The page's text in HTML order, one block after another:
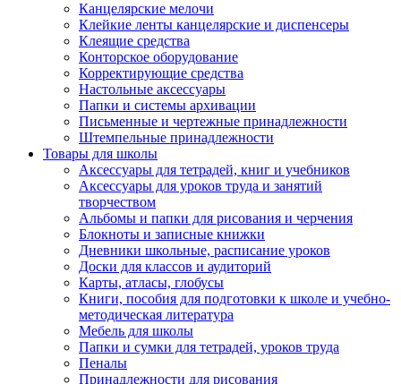
Канцелярские мелочи
Клейкие ленты канцелярские и диспенсеры
Клеящие средства
Конторское оборудование
Корректирующие средства
Настольные аксессуары
Папки и системы архивации
Письменные и чертежные принадлежности
Штемпельные принадлежности
Товары для школы
Аксессуары для тетрадей, книг и учебников
Аксессуары для уроков труда и занятий
творчеством
Альбомы и папки для рисования и черчения
Блокноты и записные книжки
Дневники школьные, расписание уроков
Доски для классов и аудиторий
Карты, атласы, глобусы
Книги, пособия для подготовки к школе и учебно-
методическая литература
Мебель для школы
Папки и сумки для тетрадей, уроков труда
Пеналы
Принадлежности для рисования